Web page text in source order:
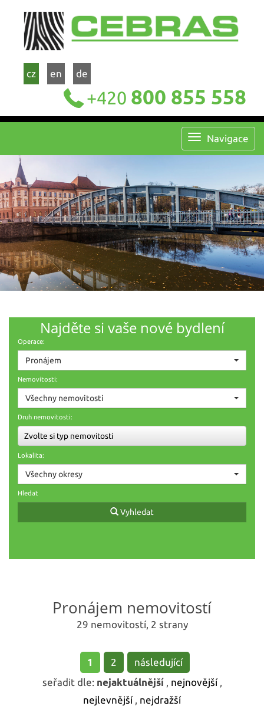
cz en de
+420 800 855 558
Navigace
Najděte si vaše nové bydlení
Operace:
Pronájem
Nemovitosti:
Všechny nemovitosti
Druh nemovitosti:
Zvolte si typ nemovitosti
Lokalita:
Všechny okresy
Hledat
Vyhledat
Pronájem nemovitostí
29 nemovitostí, 2 strany
1 2
následující
seřadit dle: nejaktuálnější , nejnovější ,
nejlevnější , nejdražší